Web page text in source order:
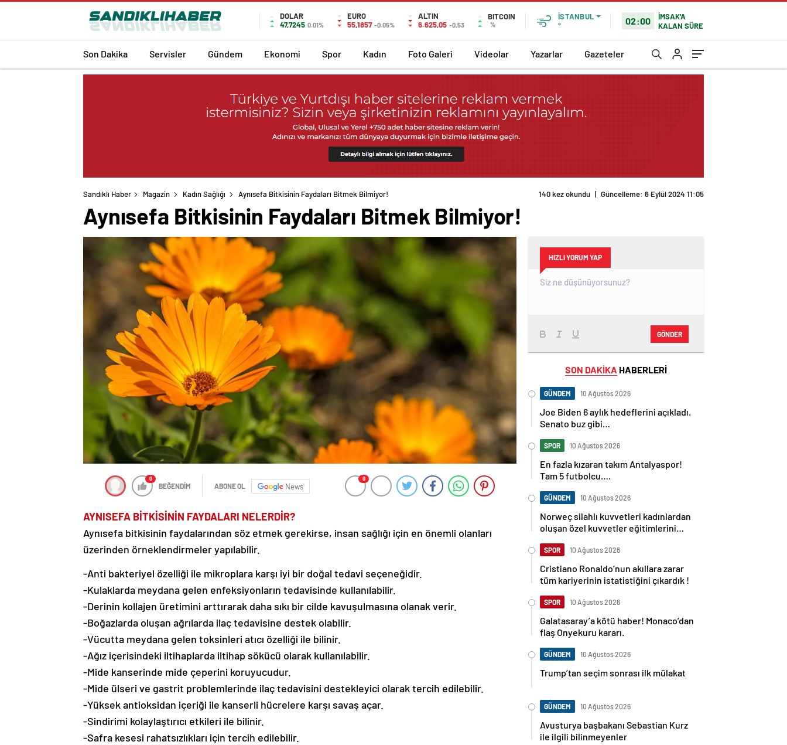
DOLAR
47,7245 0.01%
EURO
55,1857 -0.05%
ALTIN
6.625,05 -0,53
BITCOIN
%
İSTANBUL
°
02:00
İMSAK'A
KALAN SÜRE
Son Dakika Servisler Gündem Ekonomi Spor Kadın Foto Galeri Videolar Yazarlar Gazeteler
Sandıklı Haber Magazin Kadın Sağlığı Aynısefa Bitkisinin Faydaları Bitmek Bilmiyor! 140 kez okundu | Güncelleme: 6 Eylül 2024 11:05
Aynısefa Bitkisinin Faydaları Bitmek Bilmiyor!
0
BEĞENDİM ABONE OL News
0
AYNISEFA BİTKİSİNİN FAYDALARI NELERDİR?
Aynısefa bitkisinin faydalarından söz etmek gerekirse, insan sağlığı için en önemli olanları
üzerinden örneklendirmeler yapılabilir.
-Anti bakteriyel özelliği ile mikroplara karşı iyi bir doğal tedavi seçeneğidir.
-Kulaklarda meydana gelen enfeksiyonların tedavisinde kullanılabilir.
-Derinin kollajen üretimini arttırarak daha sıkı bir cilde kavuşulmasına olanak verir.
-Boğazlarda oluşan ağrılarda ilaç tedavisine destek olabilir.
-Vücutta meydana gelen toksinleri atıcı özelliği ile bilinir.
-Ağız içerisindeki iltihaplarda iltihap sökücü olarak kullanılabilir.
-Mide kanserinde mide çeperini koruyucudur.
-Mide ülseri ve gastrit problemlerinde ilaç tedavisini destekleyici olarak tercih edilebilir.
-Yüksek antioksidan içeriği ile kanserli hücrelere karşı savaş açar.
-Sindirimi kolaylaştırıcı etkileri ile bilinir.
-Safra kesesi rahatsızlıkları için tercih edilebilir.
HIZLI YORUM YAP
GÖNDER
SON DAKİKA HABERLERİ
GÜNDEM 10 Ağustos 2026
Joe Biden 6 aylık hedeflerini açıkladı.
Senato buz gibi…
SPOR 10 Ağustos 2026
En fazla kızaran takım Antalyaspor!
Tam 5 futbolcu….
GÜNDEM 10 Ağustos 2026
Norweç silahlı kuvvetleri kadınlardan
oluşan özel kuvvetler eğitimlerini
SPOR 10 Ağustos 2026
Cristiano Ronaldo’nun akıllara zarar
tüm kariyerinin istatistiğini çıkardık !
SPOR 10 Ağustos 2026
Galatasaray’a kötü haber! Monaco’dan
flaş Onyekuru kararı.
GÜNDEM 10 Ağustos 2026
Trump’tan seçim sonrası ilk mülakat
GÜNDEM 10 Ağustos 2026
Avusturya başbakanı Sebastian Kurz
ile ilgili bilinmeyenler